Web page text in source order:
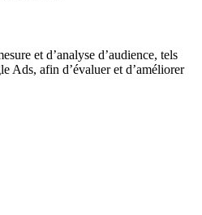
et d’analyse d’audience, tels
Ads, afin d’évaluer et d’améliorer